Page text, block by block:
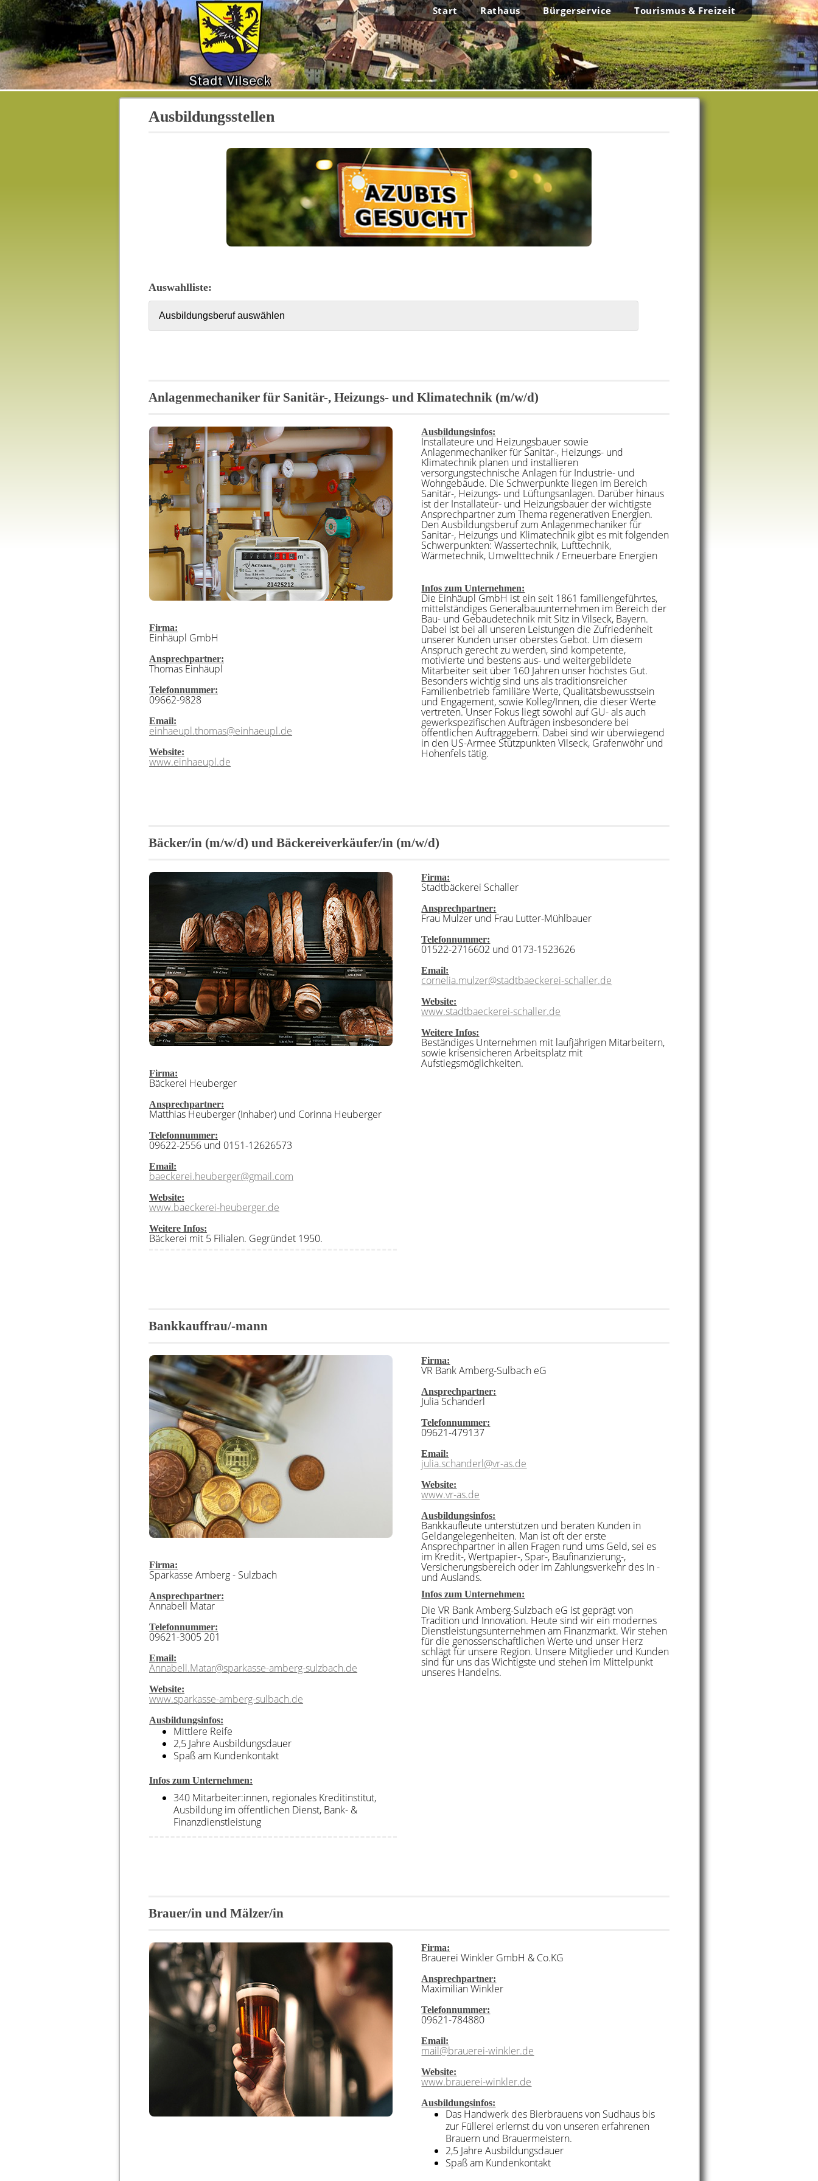
Start Rathaus Bürgerservice Tourismus & Freizeit
Ausbildungsstellen
Auswahlliste:
Anlagenmechaniker für Sanitär-, Heizungs- und Klimatechnik (m/w/d)
Firma:
Einhäupl GmbH
Ansprechpartner:
Thomas Einhäupl
Telefonnummer:
09662-9828
Email:
einhaeupl.thomas@einhaeupl.de
Website:
www.einhaeupl.de
Ausbildungsinfos:
Installateure und Heizungsbauer sowie
Anlagenmechaniker für Sanitär-, Heizungs- und
Klimatechnik planen und installieren
versorgungstechnische Anlagen für Industrie- und
Wohngebäude. Die Schwerpunkte liegen im Bereich
Sanitär-, Heizungs- und Lüftungsanlagen. Darüber hinaus
ist der Installateur- und Heizungsbauer der wichtigste
Ansprechpartner zum Thema regenerativen Energien.
Den Ausbildungsberuf zum Anlagenmechaniker für
Sanitär-, Heizungs und Klimatechnik gibt es mit folgenden
Schwerpunkten: Wassertechnik, Lufttechnik,
Wärmetechnik, Umwelttechnik / Erneuerbare Energien
Infos zum Unternehmen:
Die Einhäupl GmbH ist ein seit 1861 familiengeführtes,
mittelständiges Generalbauunternehmen im Bereich der
Bau- und Gebäudetechnik mit Sitz in Vilseck, Bayern.
Dabei ist bei all unseren Leistungen die Zufriedenheit
unserer Kunden unser oberstes Gebot. Um diesem
Anspruch gerecht zu werden, sind kompetente,
motivierte und bestens aus- und weitergebildete
Mitarbeiter seit über 160 Jahren unser höchstes Gut.
Besonders wichtig sind uns als traditionsreicher
Familienbetrieb familiäre Werte, Qualitätsbewusstsein
und Engagement, sowie Kolleg/Innen, die dieser Werte
vertreten. Unser Fokus liegt sowohl auf GU- als auch
gewerkspezifischen Aufträgen insbesondere bei
öffentlichen Auftraggebern. Dabei sind wir überwiegend
in den US-Armee Stützpunkten Vilseck, Grafenwöhr und
Hohenfels tätig.
Bäcker/in (m/w/d) und Bäckereiverkäufer/in (m/w/d)
Firma:
Bäckerei Heuberger
Ansprechpartner:
Matthias Heuberger (Inhaber) und Corinna Heuberger
Telefonnummer:
09622-2556 und 0151-12626573
Email:
baeckerei.heuberger@gmail.com
Website:
www.baeckerei-heuberger.de
Weitere Infos:
Bäckerei mit 5 Filialen. Gegründet 1950.
Firma:
Stadtbäckerei Schaller
Ansprechpartner:
Frau Mulzer und Frau Lutter-Mühlbauer
Telefonnummer:
01522-2716602 und 0173-1523626
Email:
cornelia.mulzer@stadtbaeckerei-schaller.de
Website:
www.stadtbaeckerei-schaller.de
Weitere Infos:
Beständiges Unternehmen mit laufjährigen Mitarbeitern,
sowie krisensicheren Arbeitsplatz mit
Aufstiegsmöglichkeiten.
Bankkauffrau/-mann
Firma:
Sparkasse Amberg - Sulzbach
Ansprechpartner:
Annabell Matar
Telefonnummer:
09621-3005 201
Email:
Annabell.Matar@sparkasse-amberg-sulzbach.de
Website:
www.sparkasse-amberg-sulbach.de
Ausbildungsinfos:
Mittlere Reife
2,5 Jahre Ausbildungsdauer
Spaß am Kundenkontakt
Infos zum Unternehmen:
340 Mitarbeiter:innen, regionales Kreditinstitut,
Ausbildung im öffentlichen Dienst, Bank- &
Finanzdienstleistung
Firma:
VR Bank Amberg-Sulbach eG
Ansprechpartner:
Julia Schanderl
Telefonnummer:
09621-479137
Email:
julia.schanderl@vr-as.de
Website:
www.vr-as.de
Ausbildungsinfos:
Bankkaufleute unterstützen und beraten Kunden in
Geldangelegenheiten. Man ist oft der erste
Ansprechpartner in allen Fragen rund ums Geld, sei es
im Kredit-, Wertpapier-, Spar-, Baufinanzierung-,
Versicherungsbereich oder im Zahlungsverkehr des In -
und Auslands.
Infos zum Unternehmen:
Die VR Bank Amberg-Sulzbach eG ist geprägt von
Tradition und Innovation. Heute sind wir ein modernes
Dienstleistungsunternehmen am Finanzmarkt. Wir stehen
für die genossenschaftlichen Werte und unser Herz
schlägt für unsere Region. Unsere Mitglieder und Kunden
sind für uns das Wichtigste und stehen im Mittelpunkt
unseres Handelns.
Brauer/in und Mälzer/in
Firma:
Brauerei Winkler GmbH & Co.KG
Ansprechpartner:
Maximilian Winkler
Telefonnummer:
09621-784880
Email:
mail@brauerei-winkler.de
Website:
www.brauerei-winkler.de
Ausbildungsinfos:
Das Handwerk des Bierbrauens von Sudhaus bis
zur Füllerei erlernst du von unseren erfahrenen
Brauern und Brauermeistern.
2,5 Jahre Ausbildungsdauer
Spaß am Kundenkontakt